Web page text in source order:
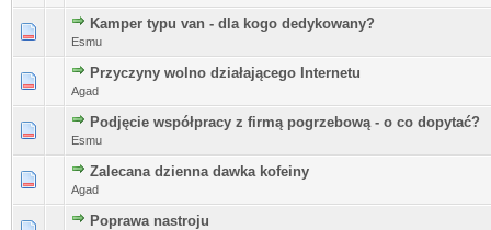
Kamper typu van - dla kogo dedykowany?
Esmu
Przyczyny wolno działającego Internetu
Agad
Podjęcie współpracy z firmą pogrzebową - o co dopytać?
Esmu
Zalecana dzienna dawka kofeiny
Agad
Poprawa nastroju